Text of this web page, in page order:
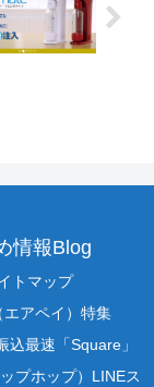
情報Blog
トマップ
エアペイ）特集
込最速「Square」
プホップ）LINEス